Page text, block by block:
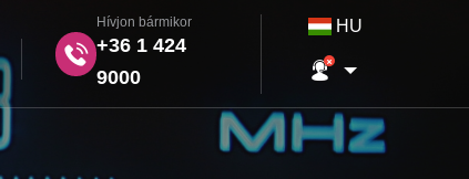
Hívjon bármikor
+36 1 424
9000
HU